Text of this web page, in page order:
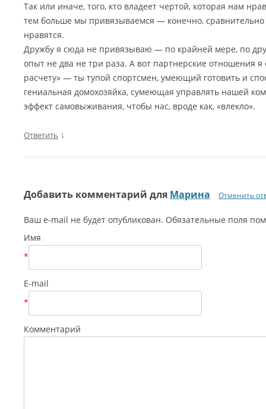
Так или иначе, того, кто владеет чертой, которая нам
тем больше мы привязываемся — конечно,
нравятся.
Дружбу я сюда не привязываю — по крайней мере, по
опыт не два не три раза. А вот партнерские отношения
расчету» — ты тупой спортсмен, умеющий готовить и
гениальная домохозяйка, сумеющая управлять нашей
эффект самовыживания, чтобы нас, вроде как, «влекло».
Ответить ↓
Добавить комментарий для Марина Отменить
Ваш e-mail не будет опубликован. Обязательные поля
Имя
*
E-mail
*
Комментарий